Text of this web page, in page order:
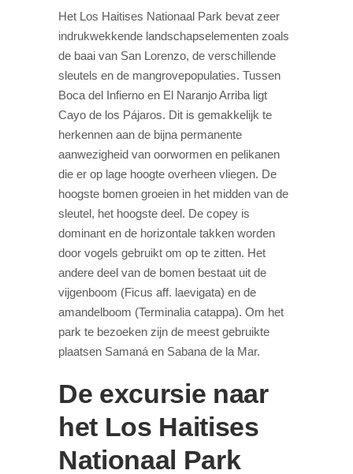
Het Los Haitises Nationaal Park bevat zeer
indrukwekkende landschapselementen zoals
de baai van San Lorenzo, de verschillende
sleutels en de mangrovepopulaties. Tussen
Boca del Infierno en El Naranjo Arriba ligt
Cayo de los Pájaros. Dit is gemakkelijk te
herkennen aan de bijna permanente
aanwezigheid van oorwormen en pelikanen
die er op lage hoogte overheen vliegen. De
hoogste bomen groeien in het midden van de
sleutel, het hoogste deel. De copey is
dominant en de horizontale takken worden
door vogels gebruikt om op te zitten. Het
andere deel van de bomen bestaat uit de
vijgenboom (Ficus aff. laevigata) en de
amandelboom (Terminalia catappa). Om het
park te bezoeken zijn de meest gebruikte
plaatsen Samaná en Sabana de la Mar.
De excursie naar
het Los Haitises
Nationaal Park